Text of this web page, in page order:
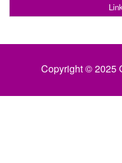
Copyright © 2025